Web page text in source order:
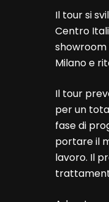
Il tour si
Centro
showroom
Milano e
Il tour
per un
fase di
portare il
lavoro. Il